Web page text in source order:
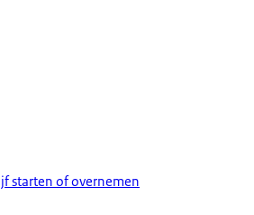
starten of overnemen